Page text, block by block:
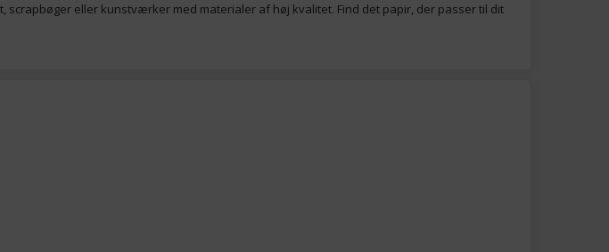
eller kunstværker med materialer af høj kvalitet. Find det papir, der passer til dit